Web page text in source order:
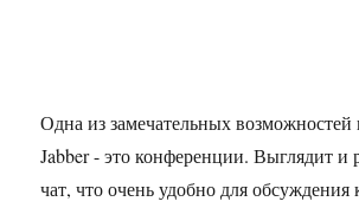
Одна из замечательных возможностей
Jabber - это конференции. Выглядит и
чат, что очень удобно для обсуждения